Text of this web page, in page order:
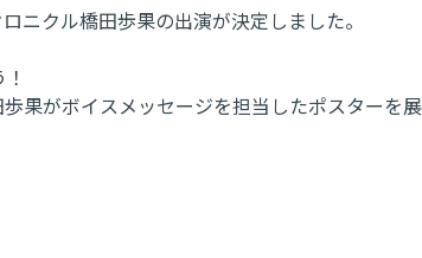
ニクル橋田歩果の出演が決定しました。
がボイスメッセージを担当したポスターを